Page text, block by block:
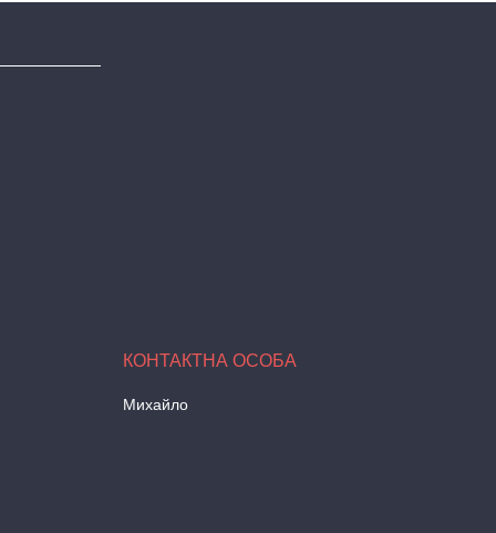
Михайло